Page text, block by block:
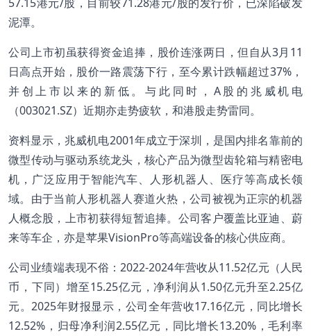
泥潭。
公司上市初虽获得资金追捧，股价连涨两日，但自从3月11
日高点开始，股价一路震荡下行，至今累计跌幅超过37%，
并创上市以来的新低。与此同时，A股的兆威机电
（003021.SZ）近期亦走势疲软，和港股走势雷同。
资料显示，兆威机电2001年成立于深圳，是国内排名靠前的
微型传动与驱动系统龙头，核心产品为微型齿轮箱与精密电
机，广泛应用于智能汽车、人形机器人、医疗等高成长领
域。由于当前人形机器人赛道火热，公司被视为正宗的机器
人概念股，上市初获得短暂追捧。公司客户覆盖比亚迪、蔚
来等车企，亦是苹果VisionPro等高端设备的核心供应商。
公司业绩端表现不俗：2022-2024年营收从11.52亿元（人民
币，下同）增至15.25亿元，净利润从1.50亿元升至2.25亿
元。2025年财报显示，公司全年营收17.16亿元，同比增长
12.52%，归母净利润2.55亿元，同比增长13.20%，毛利率